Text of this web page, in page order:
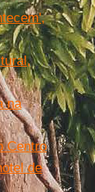
na
Centro
de